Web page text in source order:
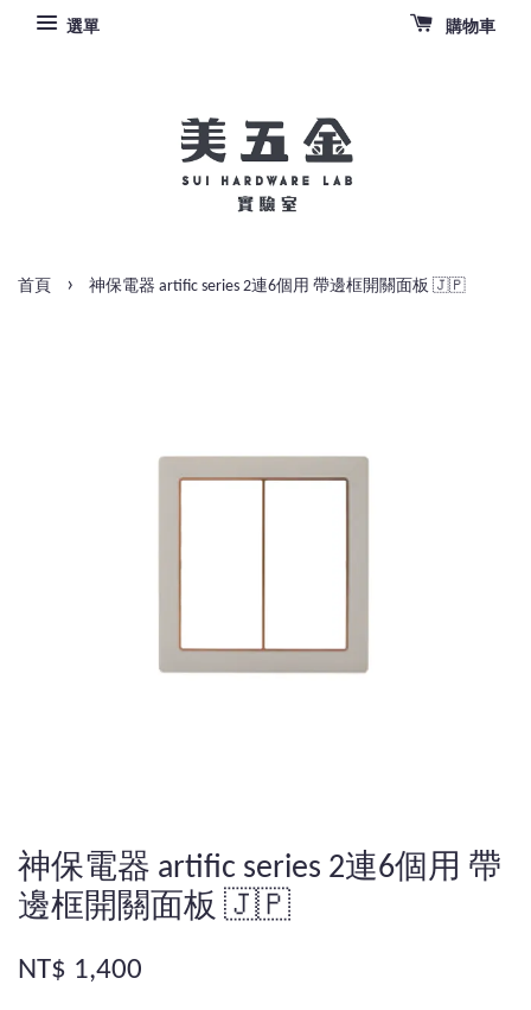
選單 購物車
首頁 › 神保電器 artific series 2連6個用 帶邊框開關面板 🇯🇵
神保電器 artific series 2連6個用 帶
邊框開關面板 🇯🇵
NT$ 1,400